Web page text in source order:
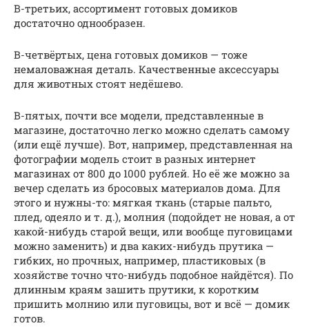
В-третьих, ассортимент готовых домиков
достаточно однообразен.
В-четвёртых, цена готовых домиков — тоже
немаловажная деталь. Качественные аксессуары
для животных стоят недёшево.
В-пятых, почти все модели, представленные в
магазине, достаточно легко можно сделать самому
(или ещё лучше). Вот, например, представленная на
фотографии модель стоит в разных интернет
магазинах от 800 до 1000 рублей. Но её же можно за
вечер сделать из бросовых материалов дома. Для
этого и нужны-то: мягкая ткань (старые пальто,
плед, одеяло и т. д.), молния (подойдет не новая, а от
какой-нибудь старой вещи, или вообще пуговицами
можно заменить) и два каких-нибудь прутика —
гибких, но прочных, например, пластиковых (в
хозяйстве точно что-нибудь подобное найдётся). По
длинным краям зашить прутики, к коротким
пришить молнию или пуговицы, вот и всё — домик
готов.